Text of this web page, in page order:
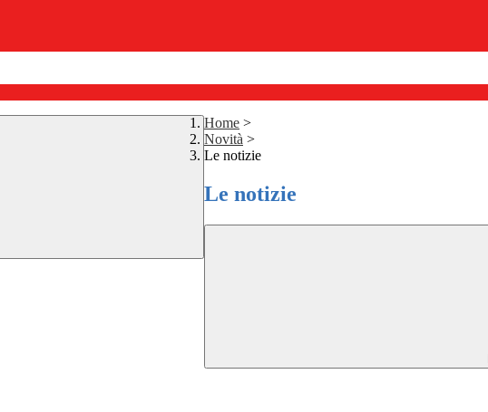
Home >
Novità >
Le notizie
Le notizie